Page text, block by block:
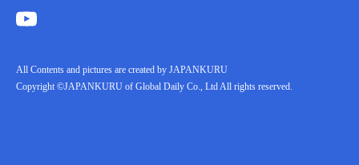
All Contents and pictures are created by JAPANKURU
Copyright ©JAPANKURU of Global Daily Co., Ltd All rights reserved.